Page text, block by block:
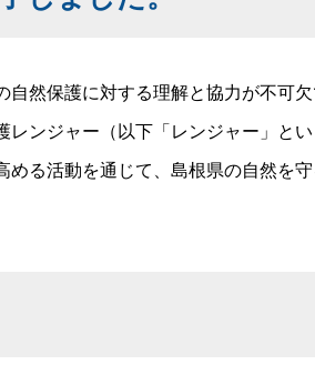
然保護に対する理解と協力が不可欠
ンジャー（以下「レンジャー」とい
る活動を通じて、島根県の自然を守